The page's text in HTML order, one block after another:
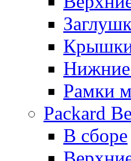
Рамки
Packard
В сборе